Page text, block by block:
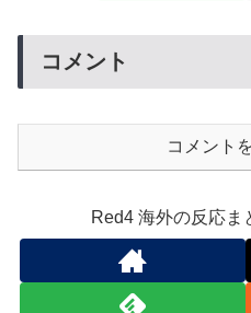
コメント
コメント
Red4 海外の反応ま